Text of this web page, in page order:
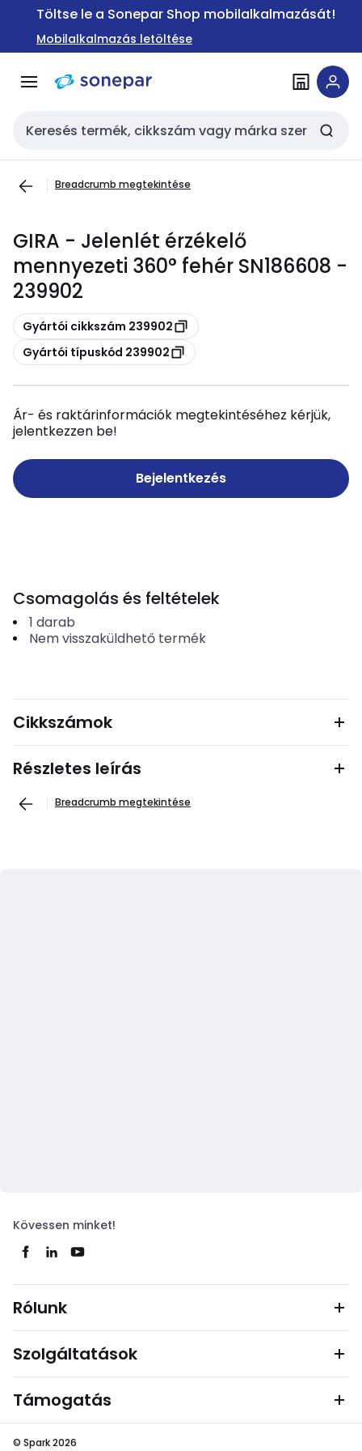
Ugrás a
Ugrás a
tartalomra
Töltse le a Sonepar Shop mobilalkalmazását!
Mobilalkalmazás letöltése
Keresési bemenet
Breadcrumb megtekintése
GIRA - Jelenlét érzékelő
mennyezeti 360° fehér SN186608 -
239902
Másolás
Gyártói cikkszám 239902
Másolás
Gyártói típuskód 239902
Ár- és raktárinformációk megtekintéséhez kérjük,
jelentkezzen be!
Bejelentkezés
Csomagolás és feltételek
1 darab
Nem visszaküldhető termék
Cikkszámok
Részletes leírás
Breadcrumb megtekintése
Kövessen minket!
Rólunk
Szolgáltatások
Támogatás
© Spark 2026